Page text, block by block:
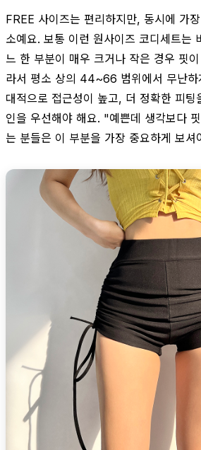
FREE 사이즈는 편리하지만, 동시에 가
소예요. 보통 이런 원사이즈 코디세트는
느 한 부분이 매우 크거나 작은 경우 핏
라서 평소 상의 44~66 범위에서 무난하
대적으로 접근성이 높고, 더 정확한 피
인을 우선해야 해요. "예쁜데 생각보다
는 분들은 이 부분을 가장 중요하게 보셔